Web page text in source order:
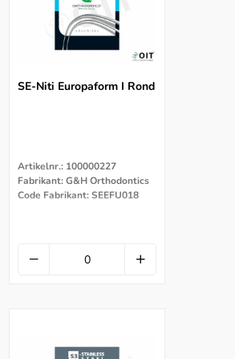
SE-Niti Europaform I Rond
Artikelnr.: 100000227
Fabrikant: G&H Orthodontics
Code Fabrikant: SEEFU018